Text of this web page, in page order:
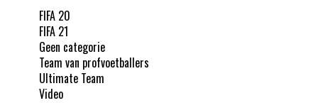
FIFA 20
FIFA 21
Geen categorie
Team van profvoetballers
Ultimate Team
Video